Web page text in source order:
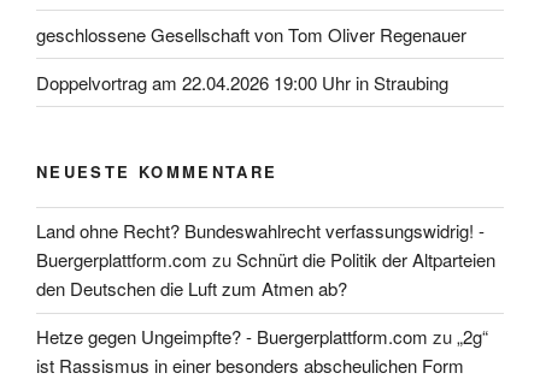
geschlossene Gesellschaft von Tom Oliver Regenauer
Doppelvortrag am 22.04.2026 19:00 Uhr in Straubing
NEUESTE KOMMENTARE
Land ohne Recht? Bundeswahlrecht verfassungswidrig! -
Buergerplattform.com zuSchnürt die Politik der Altparteien
den Deutschen die Luft zum Atmen ab?
Hetze gegen Ungeimpfte? - Buergerplattform.com zu„2g“
ist Rassismus in einer besonders abscheulichen Form